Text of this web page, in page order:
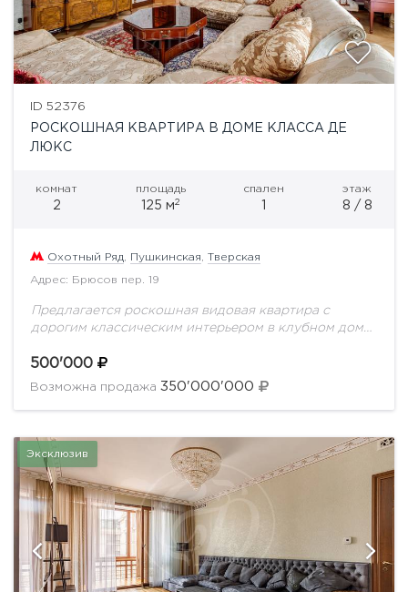
ID 52376
РОСКОШНАЯ КВАРТИРА В ДОМЕ КЛАССА ДЕ
ЛЮКС
комнат
2
площадь
125 м2
спален
1
этаж
8 / 8
Охотный Ряд Пушкинская Тверская
Адрес: Брюсов пер. 19
Предлагается роскошная видовая квартира с
дорогим классическим интерьером в клубном доме
укомплектована эксклюзивной мебелью из ценных
пород дерева и бытовой техникой премиум...
500'000
Возможна продажа 350'000'000
Эксклюзив